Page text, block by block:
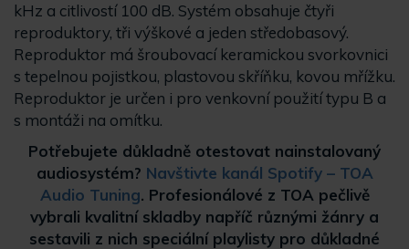
kHz a citlivostí 100 dB. Systém obsahuje čtyři
reproduktory, tři výškové a jeden středobasový.
Reproduktor má šroubovací keramickou svorkovnici
s tepelnou pojistkou, plastovou skříňku, kovou mřížku.
Reproduktor je určen i pro venkovní použití typu B a
s montáži na omítku.
Potřebujete důkladně otestovat nainstalovaný
audiosystém? Navštivte kanál Spotify – TOA
Audio Tuning. Profesionálové z TOA pečlivě
vybrali kvalitní skladby napříč různými žánry a
sestavili z nich speciální playlisty pro důkladné